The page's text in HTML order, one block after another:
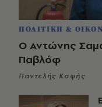
ΠΟΛΙΤΙΚΗ &
Ο Αντώνης
Παβλόφ
Παντελής Καψής